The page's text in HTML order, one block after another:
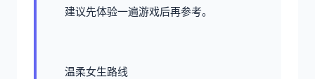
建议先体验一遍游戏后再参考。
温柔女生路线